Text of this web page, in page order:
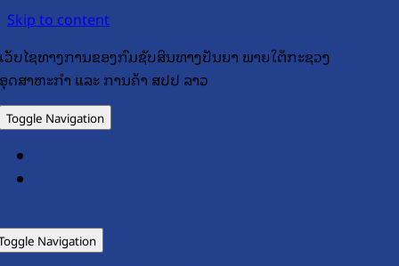
Skip to content
ເວັບໄຊທາງການຂອງກົມຊັບສິນທາງປັນຍາ ພາຍໃຕ້ກະຊວງ
ອຸດສາຫະກຳ ແລະ ການຄ້າ ສປປ ລາວ
Toggle Navigation
Navigation